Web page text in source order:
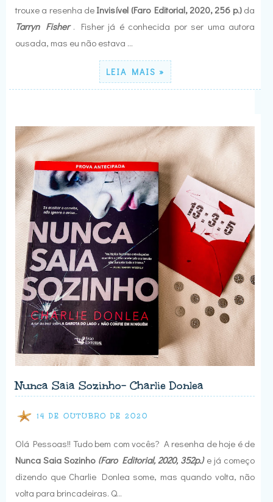
trouxe a resenha de Invisível (Faro Editorial, 2020, 256 p.)da
Tarryn Fisher. Fisher já é conhecida por ser uma autora
ousada, mas eu não estava …
LEIA MAIS »
Nunca Saia Sozinho- Charlie Donlea
14 DE OUTUBRO DE 2020
Olá Pessoas!! Tudo bem com vocês? A resenha de hoje é de
Nunca Saia Sozinho(Faro Editorial, 2020, 352p.)e já começo
dizendo que Charlie Donlea some, mas quando volta, não
volta para brincadeiras. Q…